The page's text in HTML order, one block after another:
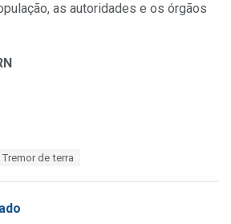
as autoridades e os órgãos
Tremor de terra